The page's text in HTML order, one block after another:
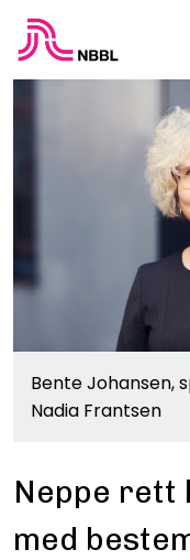
Bente Johansen,
Nadia Frantsen
Neppe rett
med